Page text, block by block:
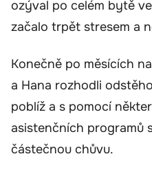
ozýval po celém bytě
začalo trpět stresem a
Konečně po měsících
a Hana rozhodli
poblíž a s pomocí
asistenčních programů
částečnou chůvu.